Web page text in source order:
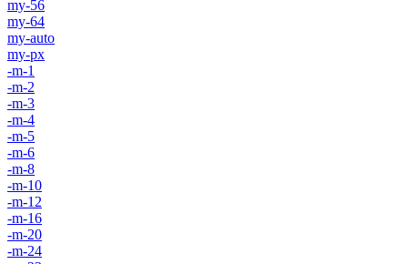
my-56
my-64
my-auto
my-px
-m-1
-m-2
-m-3
-m-4
-m-5
-m-6
-m-8
-m-10
-m-12
-m-16
-m-20
-m-24